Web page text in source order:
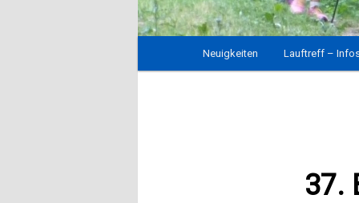
Zum
Neuigkeiten Lauftreff –
37.